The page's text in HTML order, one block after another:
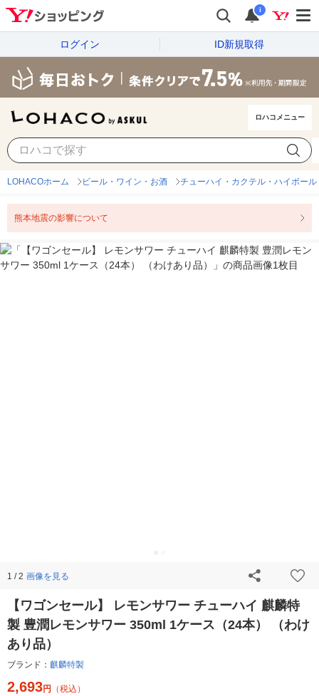
i
ログイン ID新規取得
ロハコメニュー
LOHACOホーム ビール・ワイン・お酒 チューハイ・カクテル・ハイボール
熊本地震の影響について
1 / 2 画像を見る
【ワゴンセール】 レモンサワー チューハイ 麒麟特
製 豊潤レモンサワー 350ml 1ケース（24本） （わけ
あり品）
ブランド： 麒麟特製
2,693円 （税込）